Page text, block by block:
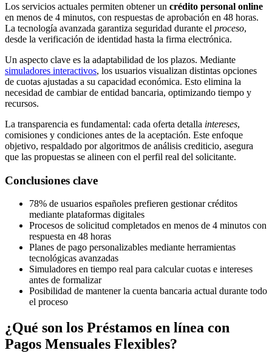
Los servicios actuales permiten obtener un crédito personal online
en menos de 4 minutos, con respuestas de aprobación en 48 horas.
La tecnología avanzada garantiza seguridad durante el proceso,
desde la verificación de identidad hasta la firma electrónica.
Un aspecto clave es la adaptabilidad de los plazos. Mediante
simuladores interactivos, los usuarios visualizan distintas opciones
de cuotas ajustadas a su capacidad económica. Esto elimina la
necesidad de cambiar de entidad bancaria, optimizando tiempo y
recursos.
La transparencia es fundamental: cada oferta detalla intereses,
comisiones y condiciones antes de la aceptación. Este enfoque
objetivo, respaldado por algoritmos de análisis crediticio, asegura
que las propuestas se alineen con el perfil real del solicitante.
Conclusiones clave
78% de usuarios españoles prefieren gestionar créditos
mediante plataformas digitales
Procesos de solicitud completados en menos de 4 minutos con
respuesta en 48 horas
Planes de pago personalizables mediante herramientas
tecnológicas avanzadas
Simuladores en tiempo real para calcular cuotas e intereses
antes de formalizar
Posibilidad de mantener la cuenta bancaria actual durante todo
el proceso
¿Qué son los Préstamos en línea con
Pagos Mensuales Flexibles?